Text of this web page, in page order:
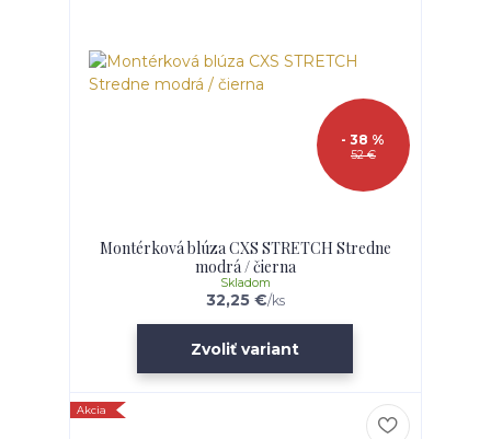
52 €
- 38 %
Montérková blúza CXS STRETCH Stredne
modrá / čierna
32,25 €/ks
Skladom
Zvoliť variant
Akcia